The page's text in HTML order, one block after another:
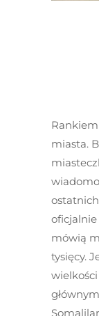
miasta.
mówią
tysięcy.